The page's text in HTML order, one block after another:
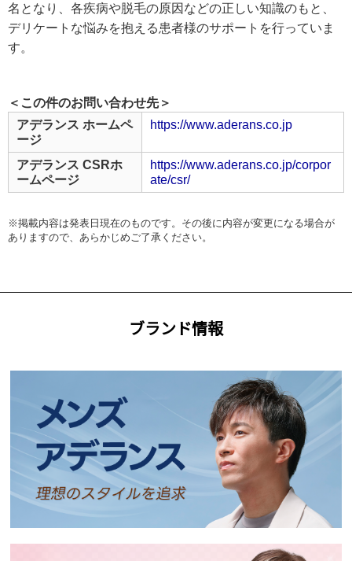
名となり、各疾病や脱毛の原因などの正しい知識のもと、
デリケートな悩みを抱える患者様のサポートを行っていま
す。
＜この件のお問い合わせ先＞
アデランス ホームペ
ージ
https://www.aderans.co.jp
アデランス CSRホ
ームページ
https://www.aderans.co.jp/corpor
ate/csr/
※掲載内容は発表日現在のものです。その後に内容が変更になる場合が
ありますので、あらかじめご了承ください。
ブランド情報